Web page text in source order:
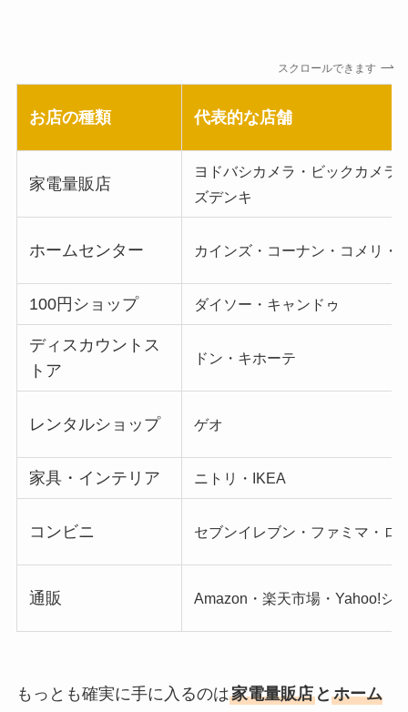
スクロールできます
お店の種類 代表的な店舗
家電量販店
ヨドバシカメラ・ビックカメラ
ズデンキ
ホームセンター カインズ・コーナン・コメリ・
100円ショップ ダイソー・キャンドゥ
ディスカウントス
トア
ドン・キホーテ
レンタルショップ ゲオ
家具・インテリア ニトリ・IKEA
コンビニ セブンイレブン・ファミマ・ロ
通販 Amazon・楽天市場・Yahoo!シ
もっとも確実に手に入るのは家電量販店と ホーム